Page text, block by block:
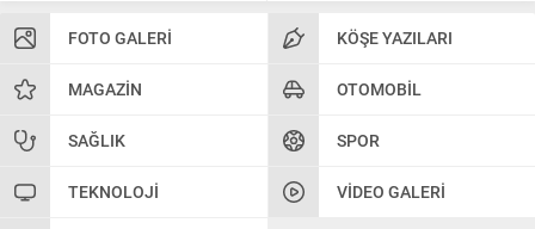
FOTO GALERI KÖŞE YAZILARI
MAGAZIN OTOMOBIL
SAĞLIK SPOR
TEKNOLOJI VIDEO GALERI